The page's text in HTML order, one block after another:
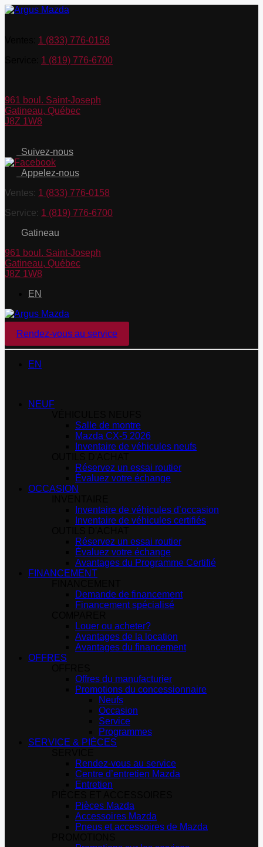
1 (833) 776-0158
1 (819) 776-6700
961 boul. Saint-Joseph
Gatineau, Québec
J8Z 1W8
Suivez-nous
Appelez-nous
Ventes: 1 (833) 776-0158
Service: 1 (819) 776-6700
Gatineau
961 boul. Saint-Joseph
Gatineau, Québec
J8Z 1W8
EN
Rendez-vous au service
EN
NEUF
Salle de montre
Mazda CX-5 2026
Inventaire de véhicules neufs
Réservez un essai routier
Évaluez votre échange
OCCASION
Inventaire de véhicules d’occasion
Inventaire de véhicules certifiés
Réservez un essai routier
Évaluez votre échange
Avantages du Programme Certifié
FINANCEMENT
Demande de financement
Financement spécialisé
Louer ou acheter?
Avantages de la location
Avantages du financement
OFFRES
Offres du manufacturier
Promotions du concessionnaire
Neufs
Occasion
Service
Programmes
SERVICE & PIÈCES
Rendez-vous au service
Centre d’entretien Mazda
Entretien
Pièces Mazda
Accessoires Mazda
Pneus et accessoires de Mazda